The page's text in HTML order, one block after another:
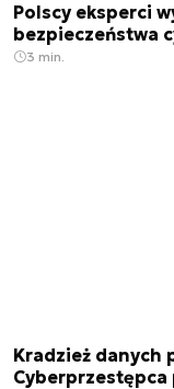
Polscy eksperci
bezpieczeństwa
3 min.
Kradzież danych
Cyberprzestępca